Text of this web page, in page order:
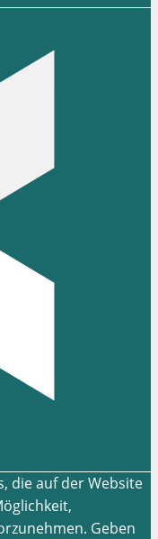
die auf der Website
Geben